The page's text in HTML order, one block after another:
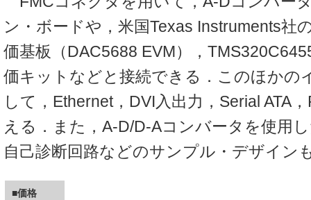
ン・ボードや，米国Texas Instruments社
価基板（DAC5688 EVM），
価キットなどと接続できる．このほかの
して，Ethernet，DVI入出力，Serial ATA
える．また，A-D/D-Aコンバータを使用
自己診断回路などのサンプル・デザイン
■価格